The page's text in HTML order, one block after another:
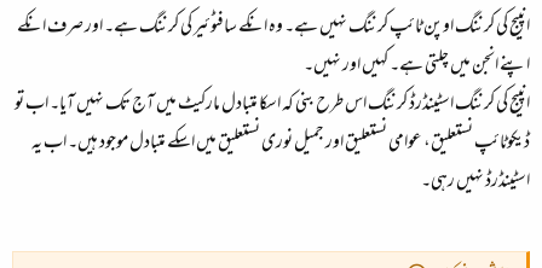
انپیج کی کرننگ اوپن ٹائپ کرننگ نہیں ہے۔ وہ انکے سافٹوئیر کی کرننگ ہے۔ اور صرف انکے
اپنے انجن میں چلتی ہے۔ کہیں اور نہیں۔
انپیج کی کرننگ اسٹینڈرڈ کرننگ اس طرح بنی کہ اسکا متبادل مارکیٹ میں آج تک نہیں آیا۔ اب تو
ڈیکوٹائپ نستعلیق، عوامی نستعلیق اور جمیل نوری نستعلیق میں اسکے متبادل موجود ہیں۔ اب یہ
اسٹینڈرڈ نہیں رہی۔